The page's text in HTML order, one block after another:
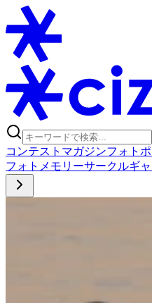
コンテスト マガジンフォト
フォト メモリーサークルギ